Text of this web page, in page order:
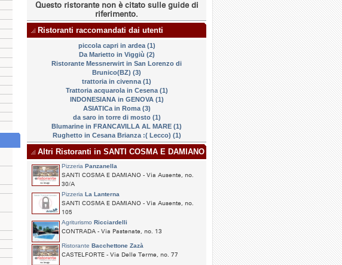
Questo ristorante non è citato sulle guide di
riferimento.
Ristoranti raccomandati dai utenti
piccola capri in ardea (1)
Da Marietto in Viggiù (2)
Ristorante Messnerwirt in San Lorenzo di
Brunico(BZ) (3)
trattoria in civenna (1)
Trattoria acquarola in Cesena (1)
INDONESIANA in GENOVA (1)
ASIATICa in Roma (3)
da saro in torre di mosto (1)
Blumarine in FRANCAVILLA AL MARE (1)
Rughetto in Cesana Brianza :( Lecco) (1)
Altri Ristoranti in SANTI COSMA E DAMIANO
Pizzeria Panzanella
SANTI COSMA E DAMIANO - Via Ausente, no.
30/A
Pizzeria La Lanterna
SANTI COSMA E DAMIANO - Via Ausente, no.
105
Agriturismo Ricciardelli
CONTRADA - Via Pastenate, no. 13
Ristorante Bacchettone Zazà
CASTELFORTE - Via Delle Terme, no. 77